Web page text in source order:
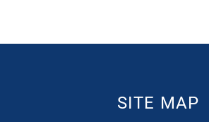
SITE MAP